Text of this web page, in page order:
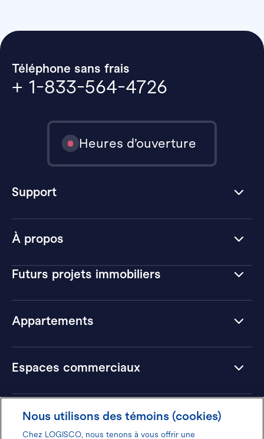
À propos
Futurs projets immobiliers
Appartements
Espaces commerciaux
Hôtels
Téléphone sans frais
+ 1-833-564-4726
Heures d’ouverture
Support
Nous utilisons des témoins (cookies)
Chez LOGISCO, nous tenons à vous offrir une